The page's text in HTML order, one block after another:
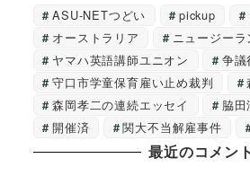
ASU-NETつどい pickup
オーストラリア
ニュージーラ
ヤマハ英語講師ユニオン
争議
守口市学童保育雇い止め裁判
森岡孝二の連続エッセイ
脇田
開催済
関大不当解雇事件
最近のコメント